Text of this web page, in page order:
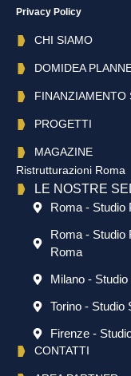
Privacy Policy
CHI SIAMO
DOMIDEA
FINANZIAMENTO
PROGETTI
MAGAZINE
Ristrutturazioni Roma
LE NOSTRE
Roma - Studio
Roma - Studio
Roma
Milano -
Torino - Studio
Firenze -
CONTATTI